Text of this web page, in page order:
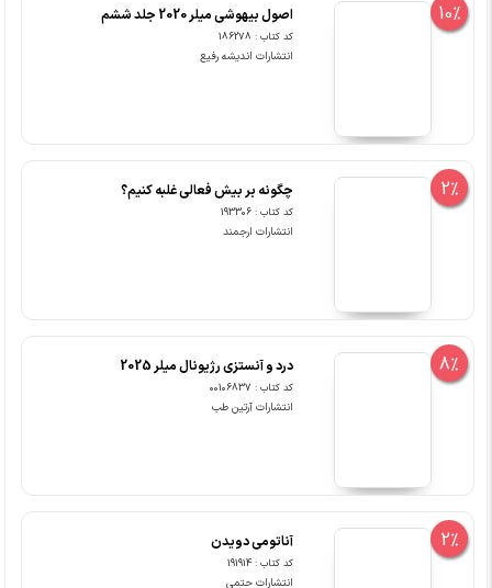
10% اصول بیهوشی میلر 2020 جلد ششم
کد کتاب : 186278
انتشارات اندیشه رفیع
2% چگونه بر بیش فعالی غلبه کنیم؟
کد کتاب : 193306
انتشارات ارجمند
8% درد و آنستزی رژیونال میلر 2025
کد کتاب : 00106837
انتشارات آرتین طب
2% آناتومی دویدن
کد کتاب : 191914
انتشارات حتمی